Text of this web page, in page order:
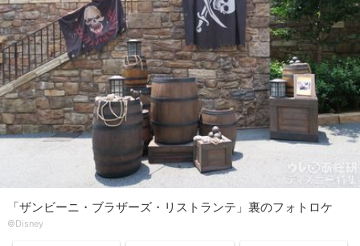
「ザンビーニ・ブラザーズ・リストランテ」裏のフォトロケ
©Disney